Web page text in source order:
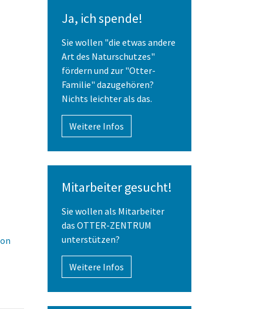
Ja, ich spende!
Sie wollen "die etwas andere
Art des Naturschutzes"
fördern und zur "Otter-
Familie" dazugehören?
Nichts leichter als das.
Weitere Infos
Mitarbeiter gesucht!
Sie wollen als Mitarbeiter
das OTTER-ZENTRUM
unterstützen?
Weitere Infos